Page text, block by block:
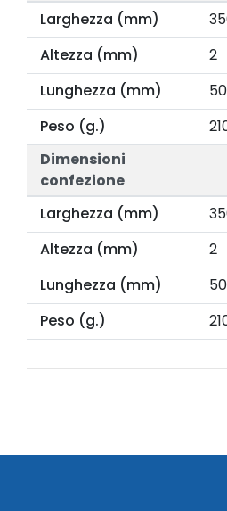
Larghezza (mm)
Altezza (mm)
2
Lunghezza (mm)
Peso (g.)
Dimensioni
confezione
Larghezza (mm)
Altezza (mm)
2
Lunghezza (mm)
Peso (g.)